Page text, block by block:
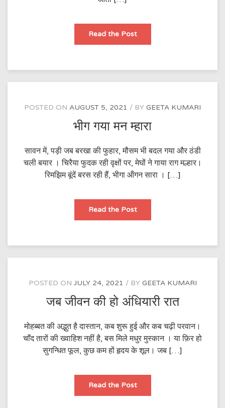
Read the Postआ
सूरज
POSTED ON AUGUST 5, 2021 BY GEETA KUMARI
भीग गया मन म्हारा
सावन में, पड़ी जब बरखा की फुहार, मौसम भी बदल गया और ठंडी
चली बयार । चिरैया फुदक रही वृक्षों पर, मेघों ने गाया राग मल्हार।
रिमझिम बूंदें बरस रही हैं, भीगा ऑंगन सारा । […]
Read the Postभीग
मन
POSTED ON JULY 24, 2021 BY GEETA KUMARI
जब जीवन की हो अंधियारी रात
मोहब्बत की अद्भुत है दास्तान, कब शुरू हुई और कब चढ़ी परवान।
चाॅंद तारों की ख्वाहिश नहीं है, बस मिले मधुर मुस्कान । या फ़िर हो
सुगन्धित फूल, कुछ कम हों हृदय के शूल। जब […]
Read the Postजब
की